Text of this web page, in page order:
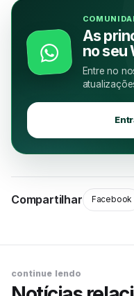
As
no seu
Entre no
Compartilhar Facebook
continue lendo